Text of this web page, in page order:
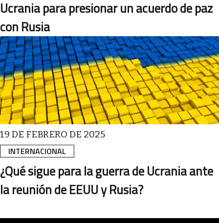
Ucrania para presionar un acuerdo de paz
con Rusia
INTERNACIONAL
19 DE FEBRERO DE 2025
¿Qué sigue para la guerra de Ucrania ante
la reunión de EEUU y Rusia?